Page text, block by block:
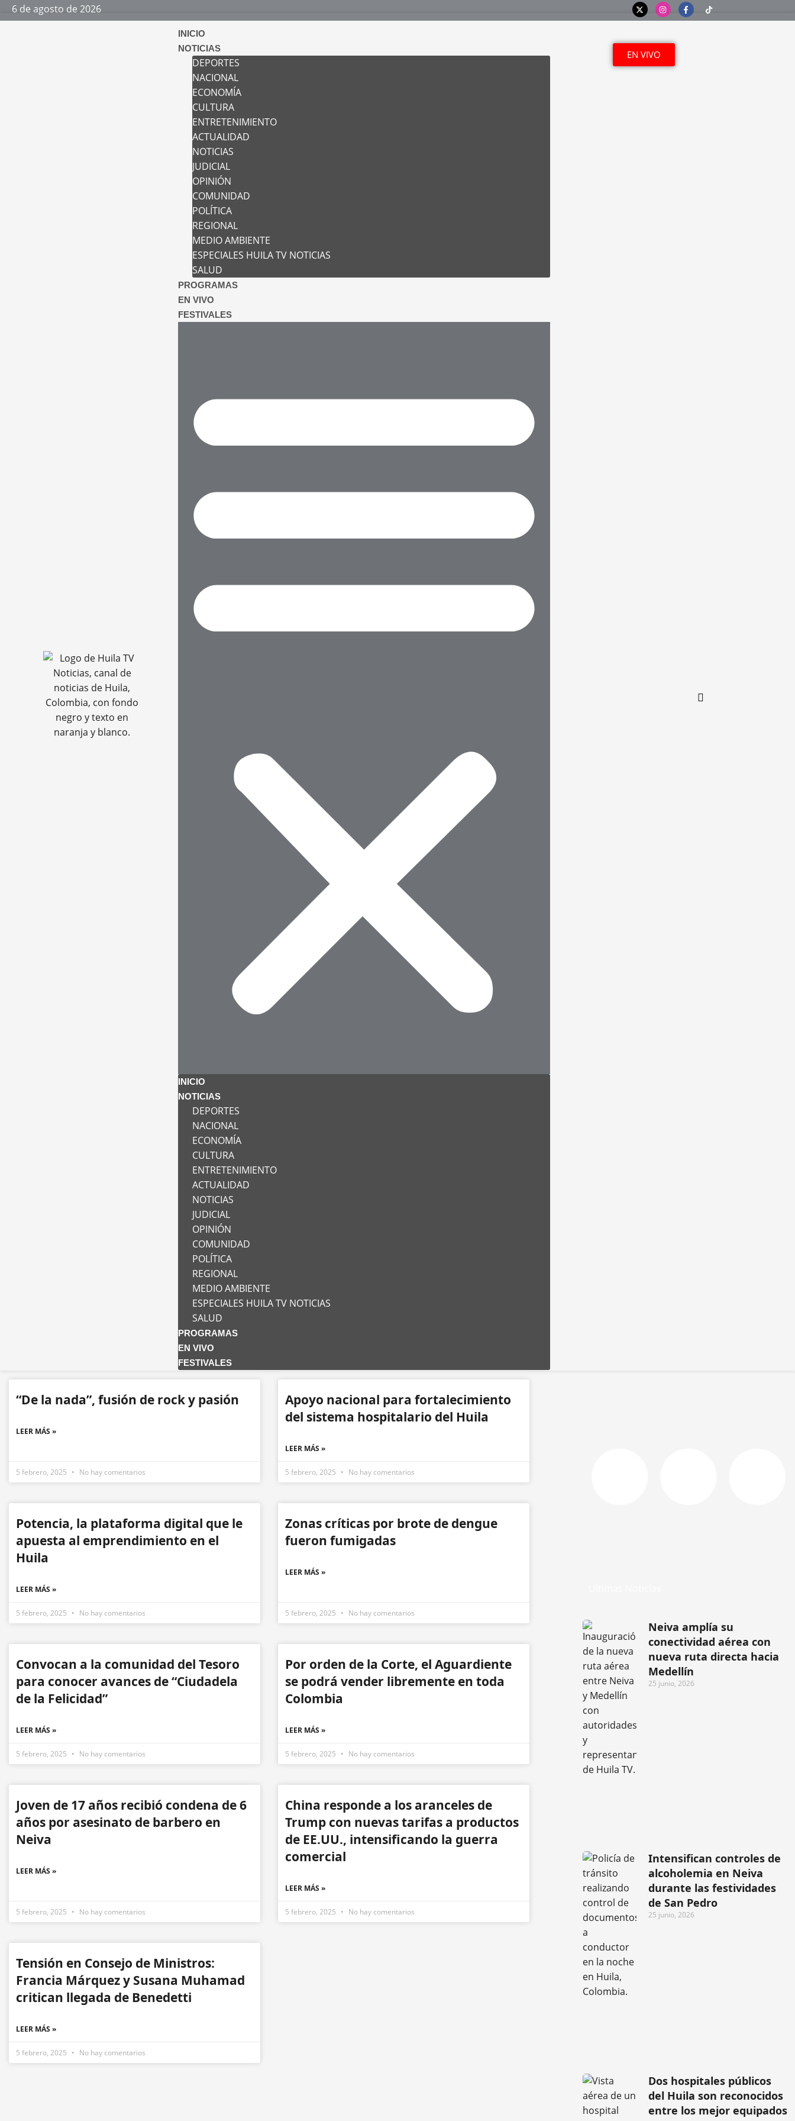
6 de agosto de 2026
INICIO
NOTICIAS
DEPORTES
NACIONAL
ECONOMÍA
CULTURA
ENTRETENIMIENTO
ACTUALIDAD
NOTICIAS
JUDICIAL
OPINIÓN
COMUNIDAD
POLÍTICA
REGIONAL
MEDIO AMBIENTE
ESPECIALES HUILA TV NOTICIAS
SALUD
PROGRAMAS
EN VIVO
FESTIVALES
INICIO
NOTICIAS
DEPORTES
NACIONAL
ECONOMÍA
CULTURA
ENTRETENIMIENTO
ACTUALIDAD
NOTICIAS
JUDICIAL
OPINIÓN
COMUNIDAD
POLÍTICA
REGIONAL
MEDIO AMBIENTE
ESPECIALES HUILA TV NOTICIAS
SALUD
PROGRAMAS
EN VIVO
FESTIVALES
EN VIVO
“De la nada”, fusión de rock y pasión
LEER MÁS »
5 febrero, 2025 No hay comentarios
Apoyo nacional para fortalecimiento
del sistema hospitalario del Huila
LEER MÁS »
5 febrero, 2025 No hay comentarios
Potencia, la plataforma digital que le
apuesta al emprendimiento en el
Huila
LEER MÁS »
5 febrero, 2025 No hay comentarios
Zonas críticas por brote de dengue
fueron fumigadas
LEER MÁS »
5 febrero, 2025 No hay comentarios
Convocan a la comunidad del Tesoro
para conocer avances de “Ciudadela
de la Felicidad”
LEER MÁS »
5 febrero, 2025 No hay comentarios
Por orden de la Corte, el Aguardiente
se podrá vender libremente en toda
Colombia
LEER MÁS »
5 febrero, 2025 No hay comentarios
Joven de 17 años recibió condena de 6
años por asesinato de barbero en
Neiva
LEER MÁS »
5 febrero, 2025 No hay comentarios
China responde a los aranceles de
Trump con nuevas tarifas a productos
de EE.UU., intensificando la guerra
comercial
LEER MÁS »
5 febrero, 2025 No hay comentarios
Tensión en Consejo de Ministros:
Francia Márquez y Susana Muhamad
critican llegada de Benedetti
LEER MÁS »
5 febrero, 2025 No hay comentarios
Neiva amplía su
conectividad aérea con
nueva ruta directa hacia
Medellín
25 junio, 2026
Intensifican controles de
alcoholemia en Neiva
durante las festividades
de San Pedro
25 junio, 2026
Dos hospitales públicos
del Huila son reconocidos
entre los mejor equipados